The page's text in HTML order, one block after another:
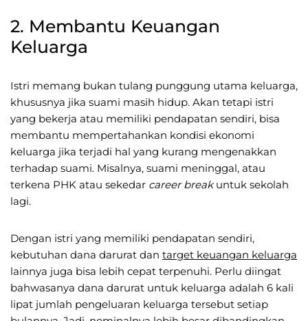
2. Membantu Keuangan
Keluarga
Istri memang bukan tulang punggung utama keluarga,
khususnya jika suami masih hidup. Akan tetapi istri
yang bekerja atau memiliki pendapatan sendiri, bisa
membantu mempertahankan kondisi ekonomi
keluarga jika terjadi hal yang kurang mengenakkan
terhadap suami. Misalnya, suami meninggal, atau
terkena PHK atau sekedar career breakuntuk sekolah
lagi.
Dengan istri yang memiliki pendapatan sendiri,
kebutuhan dana darurat dan target keuangan keluarga
lainnya juga bisa lebih cepat terpenuhi. Perlu diingat
bahwasanya dana darurat untuk keluarga adalah 6 kali
lipat jumlah pengeluaran keluarga tersebut setiap